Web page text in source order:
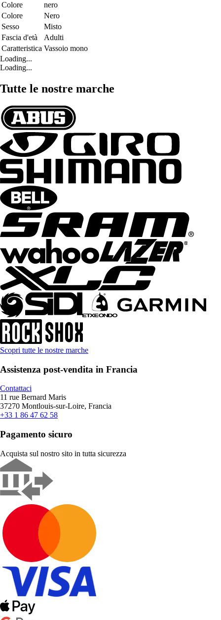
Colore
nero
Colore
Nero
Sesso
Misto
Fascia d'età
Adulti
Caratteristica Vassoio mono
Loading...
Loading...
Tutte le nostre marche
Scopri tutte le nostre marche
Assistenza post-vendita in Francia
Contattaci
11 rue Bernard Maris
37270 Montlouis-sur-Loire, Francia
+33 1 86 47 62 58
Pagamento sicuro
Acquista sul nostro sito in tutta sicurezza